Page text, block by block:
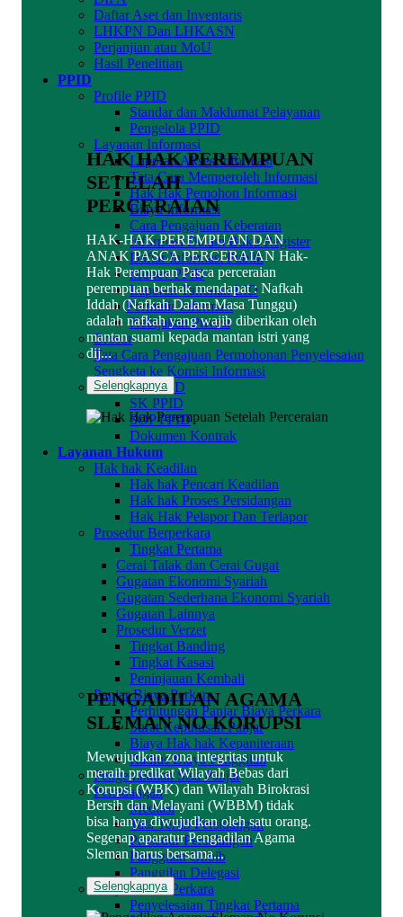
Daftar Aset dan Inventaris
LHKPN Dan LHKASN
Perjanjian atau MoU
Hasil Penelitian
PPID
Profile PPID
Standar dan Maklumat Pelayanan
Pengelola PPID
Layanan Informasi
Laporan Akses Informasi
Tata Cara Memperoleh Informasi
Hak Hak Pemohon Informasi
Biaya Informasi
Cara Pengajuan Keberatan
Informasi Dalam Buku Register
Daftar Informasi Publik
Monev PPID
Laporan Tahunan LID
Formulir Informasi
Kebijakan Privasi
Brosur
Tata Cara Pengajuan Permohonan Penyelesaian
Sengketa ke Komisi Informasi
Dokumen PPID
SK PPID
SOP PPID
Dokumen Kontrak
Layanan Hukum
Hak hak Keadilan
Hak hak Pencari Keadilan
Hak hak Proses Persidangan
Hak Hak Pelapor Dan Terlapor
Prosedur Berperkara
Tingkat Pertama
Cerai Talak dan Cerai Gugat
Gugatan Ekonomi Syariah
Gugatan Sederhana Ekonomi Syariah
Gugatan Lainnya
Prosedur Verzet
Tingkat Banding
Tingkat Kasasi
Peninjauan Kembali
Panjar Biaya Perkara
Perhitungan Panjar Biaya Perkara
Surat Keputusan Panjar
Biaya Hak hak Kepaniteraan
Radius Biaya Panggilan
Pengembalian Sisa Panjar
Persidangan
Mediasi
Tata Tertib Persidangan
Prosedur Persidangan
Panggilan Ghoib
Panggilan Delegasi
Penyelesaian Perkara
Penyelesaian Tingkat Pertama
HAK HAK PEREMPUAN
SETELAH
PERCERAIAN
HAK-HAK PEREMPUAN DAN
ANAK PASCA PERCERAIAN Hak-
Hak Perempuan Pasca perceraian
perempuan berhak mendapat : Nafkah
Iddah (Nafkah Dalam Masa Tunggu)
adalah nafkah yang wajib diberikan oleh
mantan suami kepada mantan istri yang
dij...
Selengkapnya
PENGADILAN AGAMA
SLEMAN NO KORUPSI
Mewujudkan zona integritas untuk
meraih predikat Wilayah Bebas dari
Korupsi (WBK) dan Wilayah Birokrasi
Bersih dan Melayani (WBBM) tidak
bisa hanya diwujudkan oleh satu orang.
Segenap aparatur Pengadilan Agama
Sleman harus bersama...
Selengkapnya